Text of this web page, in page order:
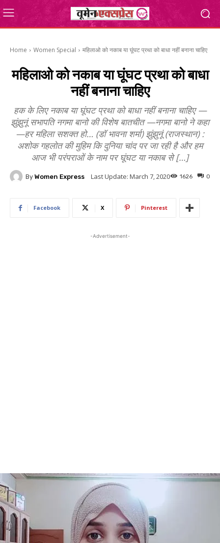
Home Women Special महिलाओ को नकाब या घूंघट प्रथा को बाधा नहीं बनाना चाहिए
महिलाओ को नकाब या घूंघट प्रथा को बाधा
नहीं बनाना चाहिए
हक के लिए नकाब या घूंघट प्रथा को बाधा नहीं बनाना चाहिए —
झुंझुनूं सभापति नगमा बानो की विशेष बातचीत —नगमा बानो ने कहा
—हर महिला सशक्त हो… (डॉ भावना शर्मा) झुंझुनूं (राजस्थान) :
अशोक गहलोत की मुहिम कि दुनिया चांद पर जा रही है और हम
आज भी परंपराओं के नाम पर घूंघट या नकाब से […]
By Women Express Last Update: March 7, 2020 0
1626
Facebook X Pinterest
-Advertisement-